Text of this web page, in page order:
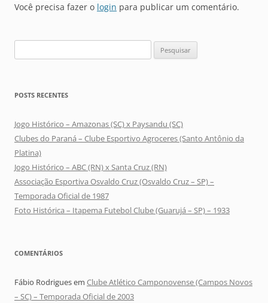
Você precisa fazer o login para publicar um comentário.
por:
POSTS RECENTES
Jogo Histórico – Amazonas (SC) x Paysandu (SC)
Clubes do Paraná – Clube Esportivo Agroceres (Santo Antônio da
Platina)
Jogo Histórico – ABC (RN) x Santa Cruz (RN)
Associação Esportiva Osvaldo Cruz (Osvaldo Cruz – SP) –
Temporada Oficial de 1987
Foto Histórica – Itapema Futebol Clube (Guarujá – SP) – 1933
COMENTÁRIOS
Fábio Rodriguesem Clube Atlético Camponovense (Campos Novos
– SC) – Temporada Oficial de 2003